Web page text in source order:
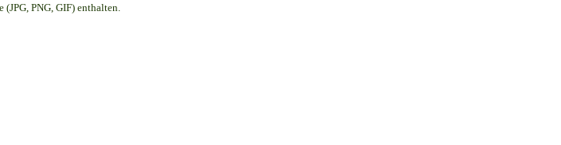
PNG, GIF) enthalten.